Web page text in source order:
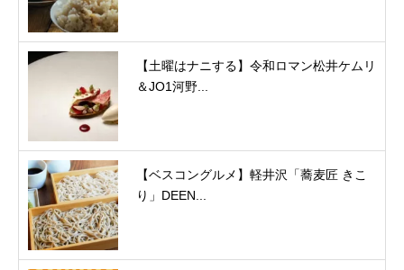
【土曜はナニする】令和ロマン松井ケムリ
＆JO1河野...
【ベスコングルメ】軽井沢「蕎麦匠 きこ
り」DEEN...